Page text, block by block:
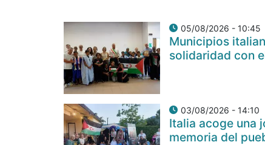
05/08/2026 - 10:45
Municipios
solidaridad con
03/08/2026 - 14:10
Italia acoge una
memoria del